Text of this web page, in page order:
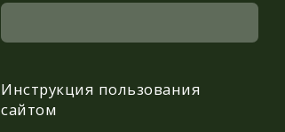
Инструкция пользования
сайтом